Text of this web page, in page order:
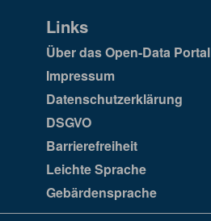
Links
Über das Open-Data Portal
Impressum
Datenschutzerklärung
DSGVO
Barrierefreiheit
Leichte Sprache
Gebärdensprache